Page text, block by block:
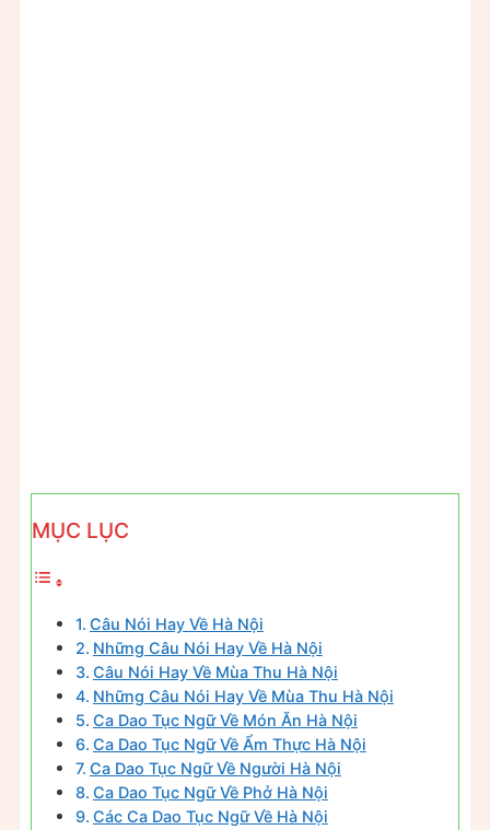
MỤC LỤC
Câu Nói Hay Về Hà Nội
Những Câu Nói Hay Về Hà Nội
Câu Nói Hay Về Mùa Thu Hà Nội
Những Câu Nói Hay Về Mùa Thu Hà Nội
Ca Dao Tục Ngữ Về Món Ăn Hà Nội
Ca Dao Tục Ngữ Về Ẩm Thực Hà Nội
Ca Dao Tục Ngữ Về Người Hà Nội
Ca Dao Tục Ngữ Về Phở Hà Nội
Các Ca Dao Tục Ngữ Về Hà Nội